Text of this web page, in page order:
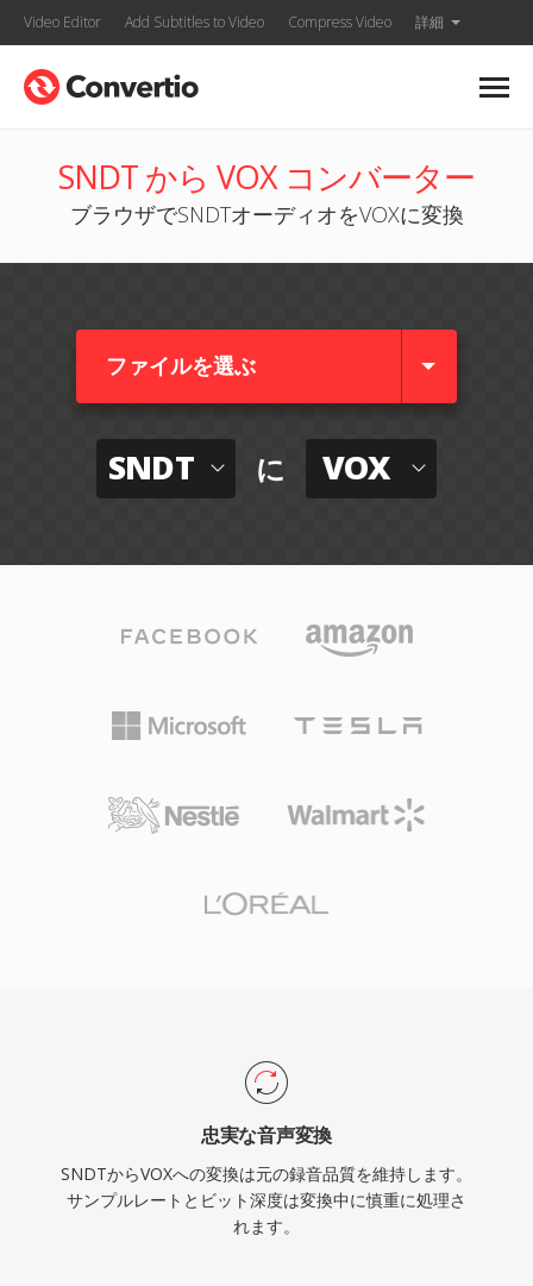
Video Editor Add Subtitles to Video Compress Video 詳細
SNDT から VOX コンバーター
ブラウザでSNDTオーディオをVOXに変換
ファイルを選ぶ
SNDT に VOX
忠実な音声変換
SNDTからVOXへの変換は元の録音品質を維持します。
サンプルレートとビット深度は変換中に慎重に処理さ
れます。